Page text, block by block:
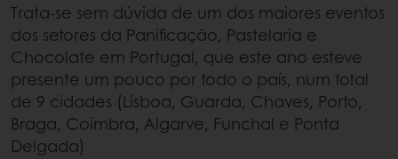
Trata-se sem dúvida de um dos maiores eventos
dos setores da Panificação, Pastelaria e
Chocolate em Portugal, que este ano esteve
presente um pouco por todo o país, num total
de 9 cidades (Lisboa, Guarda, Chaves, Porto,
Braga, Coimbra, Algarve, Funchal e Ponta
Delgada)